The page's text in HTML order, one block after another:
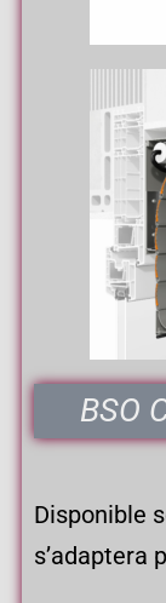
BSO
Disponible
s’adaptera